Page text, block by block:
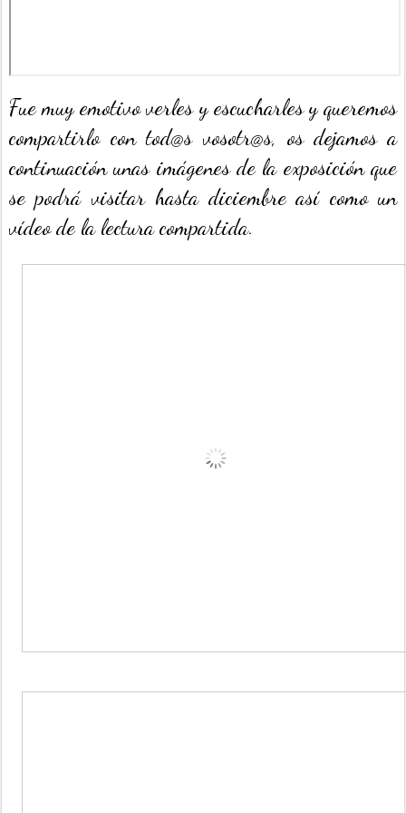
Fue muy emotivo verles y escucharles y queremos
compartirlo con tod@s vosotr@s, os dejamos a
continuación unas imágenes de la exposición que
se podrá visitar hasta diciembre así como un
vídeo de la lectura compartida.